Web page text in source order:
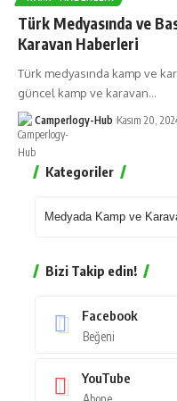
Türk Medyasında ve
Karavan Haberleri
Türk medyasında kamp ve
güncel kamp ve karavan…
Camperlogy-Hub Kasım 20,
Kategoriler
Bizi Takip edin!
Facebook
Beğeni
YouTube